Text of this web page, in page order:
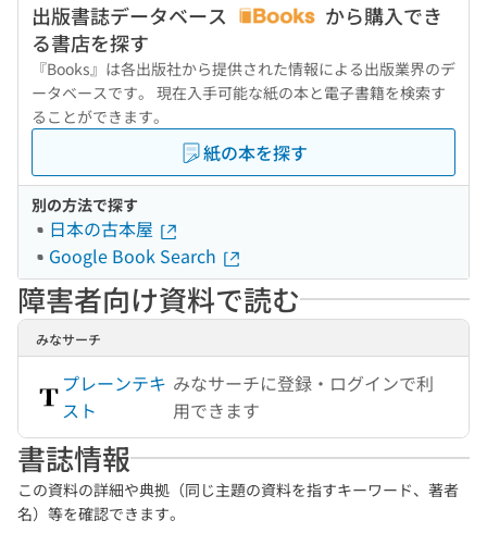
出版書誌データベース
から購入でき
る書店を探す
『Books』は各出版社から提供された情報による出版業界のデ
ータベースです。 現在入手可能な紙の本と電子書籍を検索す
ることができます。
紙の本を探す
別の方法で探す
日本の古本屋
Google Book Search
障害者向け資料で読む
みなサーチ
プレーンテキ
スト
みなサーチに登録・ログインで利
用できます
書誌情報
この資料の詳細や典拠（同じ主題の資料を指すキーワード、著者
名）等を確認できます。